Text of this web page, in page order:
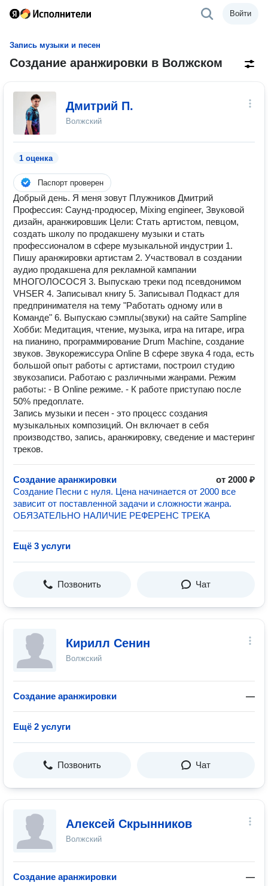
Войти
Запись музыки и песен
Создание аранжировки в Волжском
Дмитрий П.
Волжский
1 оценка
Паспорт проверен
Добрый день. Я меня зовут Плужников Дмитрий
Профессия: Саунд-продюсер, Mixing engineer, Звуковой
дизайн, аранжировшик Цели: Стать артистом, певцом,
создать школу по продакшену музыки и стать
профессионалом в сфере музыкальной индустрии 1.
Пишу аранжировки артистам 2. Участвовал в создании
аудио продакшена для рекламной кампании
МНОГОЛОСОСЯ 3. Выпускаю треки под псевдонимом
VHSER 4. Записывал книгу 5. Записывал Подкаст для
предпринимателя на тему "Работать одному или в
Команде" 6. Выпускаю сэмплы(звуки) на сайте Sampline
Хобби: Медитация, чтение, музыка, игра на гитаре, игра
на пианино, программирование Drum Machine, создание
звуков. Звукорежиссура Online В сфере звука 4 года, есть
большой опыт работы с артистами, построил студию
звукозаписи. Работаю с различными жанрами. Режим
работы: - В Online режиме. - К работе приступаю после
50% предоплате.
Запись музыки и песен - это процесс создания
музыкальных композиций. Он включает в себя
производство, запись, аранжировку, сведение и мастеринг
треков.
Создание аранжировки
от 2000 ₽
Создание Песни с нуля. Цена начинается от 2000 все
зависит от поставленной задачи и сложности жанра.
ОБЯЗАТЕЛЬНО НАЛИЧИЕ РЕФЕРЕНС ТРЕКА
Ещё 3 услуги
Позвонить Чат
Кирилл Сенин
Волжский
Создание аранжировки —
Ещё 2 услуги
Позвонить Чат
Алексей Скрынников
Волжский
Создание аранжировки —